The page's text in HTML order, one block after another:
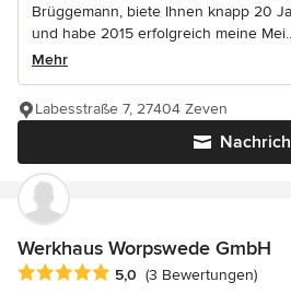
Brüggemann, biete Ihnen knapp 20
und habe 2015 erfolgreich meine
Mehr
Labesstraße 7, 27404 Zeven
Werkhaus Worpswede GmbH
Durchschnittliche Bewertung: 5 von
5,0 (3 Bewertungen)